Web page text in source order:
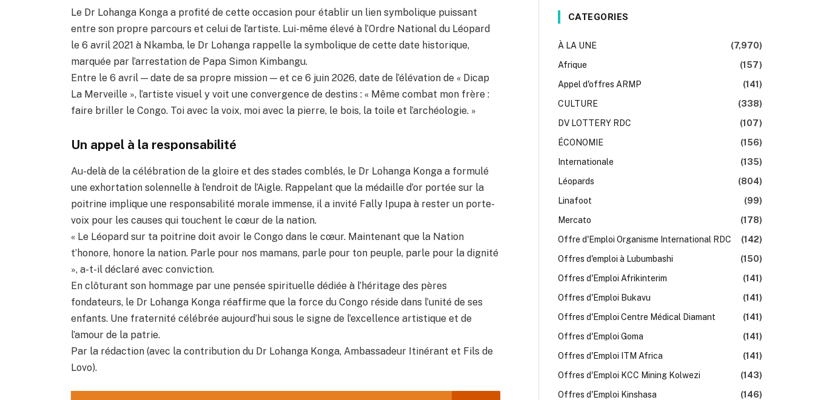
Le Dr Lohanga Konga a profité de cette occasion pour établir un lien symbolique puissant
entre son propre parcours et celui de l’artiste. Lui-même élevé à l’Ordre National du Léopard
le 6 avril 2021 à Nkamba, le Dr Lohanga rappelle la symbolique de cette date historique,
marquée par l’arrestation de Papa Simon Kimbangu.
Entre le 6 avril — date de sa propre mission — et ce 6 juin 2026, date de l’élévation de « Dicap
La Merveille », l’artiste visuel y voit une convergence de destins : « Même combat mon frère :
faire briller le Congo. Toi avec la voix, moi avec la pierre, le bois, la toile et l’archéologie. »
Un appel à la responsabilité
Au-delà de la célébration de la gloire et des stades comblés, le Dr Lohanga Konga a formulé
une exhortation solennelle à l’endroit de l’Aigle. Rappelant que la médaille d’or portée sur la
poitrine implique une responsabilité morale immense, il a invité Fally Ipupa à rester un porte-
voix pour les causes qui touchent le cœur de la nation.
« Le Léopard sur ta poitrine doit avoir le Congo dans le cœur. Maintenant que la Nation
t’honore, honore la nation. Parle pour nos mamans, parle pour ton peuple, parle pour la dignité
», a-t-il déclaré avec conviction.
En clôturant son hommage par une pensée spirituelle dédiée à l’héritage des pères
fondateurs, le Dr Lohanga Konga réaffirme que la force du Congo réside dans l’unité de ses
enfants. Une fraternité célébrée aujourd’hui sous le signe de l’excellence artistique et de
l’amour de la patrie.
Par la rédaction (avec la contribution du Dr Lohanga Konga, Ambassadeur Itinérant et Fils de
Lovo).
CATEGORIES
À LA UNE
(7,970)
Afrique
(157)
Appel d'offres ARMP
(141)
CULTURE
(338)
DV LOTTERY RDC
(107)
ÉCONOMIE
(156)
Internationale
(135)
Léopards
(804)
Linafoot
(99)
Mercato
(178)
Offre d'Emploi Organisme International RDC
(142)
Offres d'emploi à Lubumbashi
(150)
Offres d'Emploi Afrikinterim
(141)
Offres d'Emploi Bukavu
(141)
Offres d'Emploi Centre Médical Diamant
(141)
Offres d'Emploi Goma
(141)
Offres d'Emploi ITM Africa
(141)
Offres d'Emploi KCC Mining Kolwezi
(143)
Offres d'Emploi Kinshasa
(146)